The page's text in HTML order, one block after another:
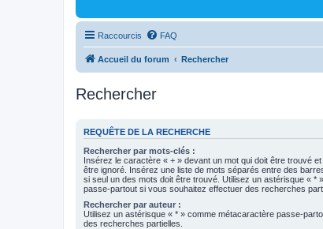
Raccourcis FAQ
Accueil du forum Rechercher
Rechercher
REQUÊTE DE LA RECHERCHE
Rechercher par mots-clés :
Insérez le caractère « + » devant un mot qui doit être trouvé
être ignoré. Insérez une liste de mots séparés entre des
si seul un des mots doit être trouvé. Utilisez un astérisque « *
passe-partout si vous souhaitez effectuer des recherches
Rechercher par auteur :
Utilisez un astérisque « * » comme métacaractère passe-
des recherches partielles.